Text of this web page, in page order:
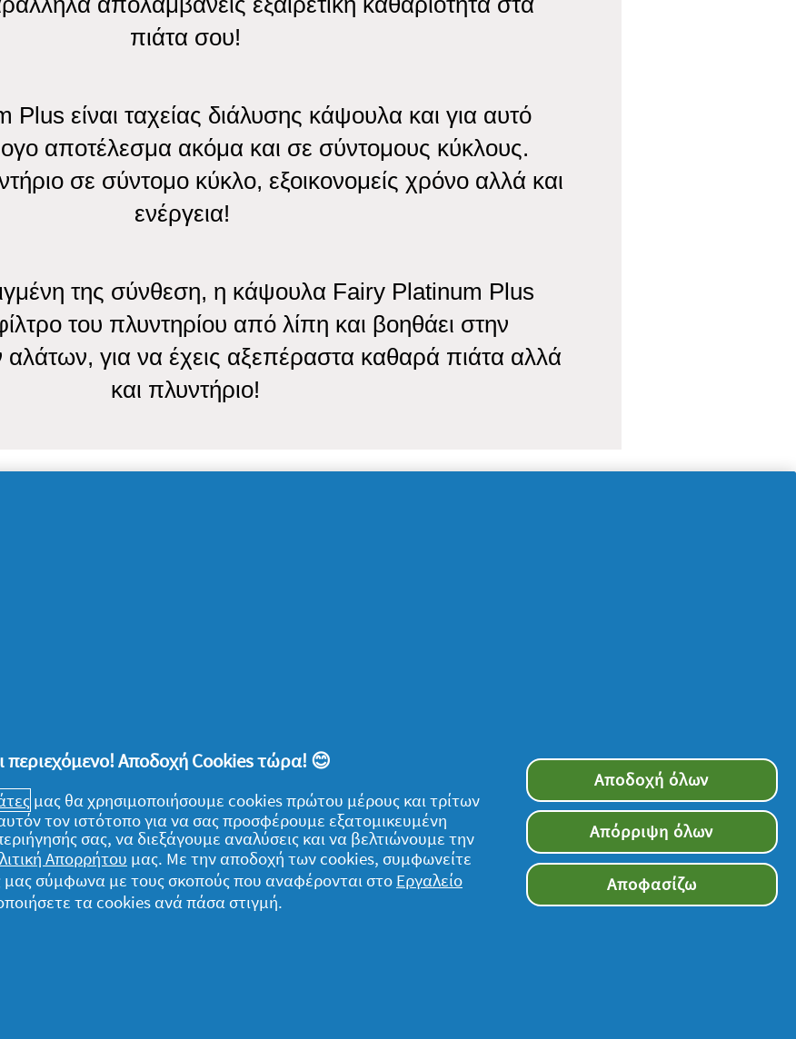
πιάτα σου!
είναι ταχείας διάλυσης κάψουλα και για αυτό
αποτέλεσμα ακόμα και σε σύντομους κύκλους.
σε σύντομο κύκλο, εξοικονομείς χρόνο αλλά και
ενέργεια!
της σύνθεση, η κάψουλα Fairy Platinum Plus
του πλυντηρίου από λίπη και βοηθάει στην
για να έχεις αξεπέραστα καθαρά πιάτα αλλά
και πλυντήριο!
μου
Ακολουθήστε μας
περιεχόμενο! Αποδοχή Cookies τώρα! 😊
μας θα χρησιμοποιήσουμε cookies πρώτου μέρους και τρίτων
τον ιστότοπο για να σας προσφέρουμε εξατομικευμένη
σας, να διεξάγουμε αναλύσεις και να βελτιώνουμε την
Απορρήτου μας. Με την αποδοχή των cookies, συμφωνείτε
μας σύμφωνα με τους σκοπούς που αναφέρονται στο Εργαλείο
τα cookies ανά πάσα στιγμή.
Αποδοχή όλων
Απόρριψη όλων
Αποφασίζω